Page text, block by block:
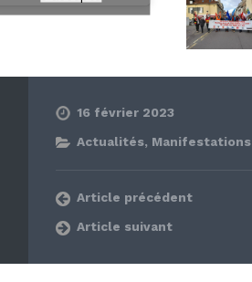
16 février 2023
Actualités, Manifestations
Article précédent
Article suivant